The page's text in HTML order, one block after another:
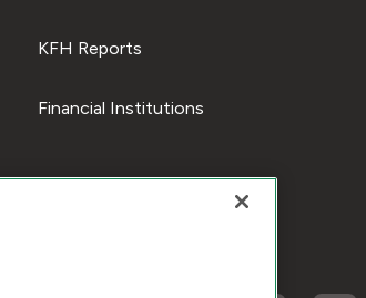
KFH Reports
Financial Institutions